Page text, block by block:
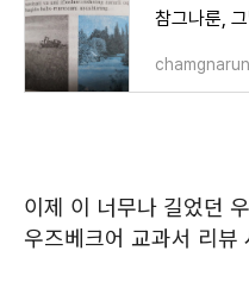
참그나룬,
이제 이 너무나 길었던
우즈베크어 교과서 리뷰